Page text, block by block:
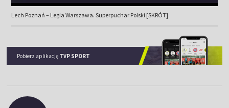
Lech Poznań – Legia Warszawa. Superpuchar Polski [SKRÓT]
Pobierz aplikację TVP SPORT